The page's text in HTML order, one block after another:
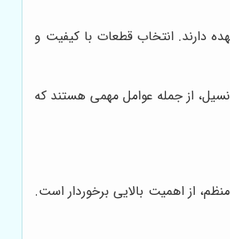
دارند. انتخاب قطعات با کیفیت و
از جمله عوامل مهمی هستند که
از اهمیت بالایی برخوردار است.